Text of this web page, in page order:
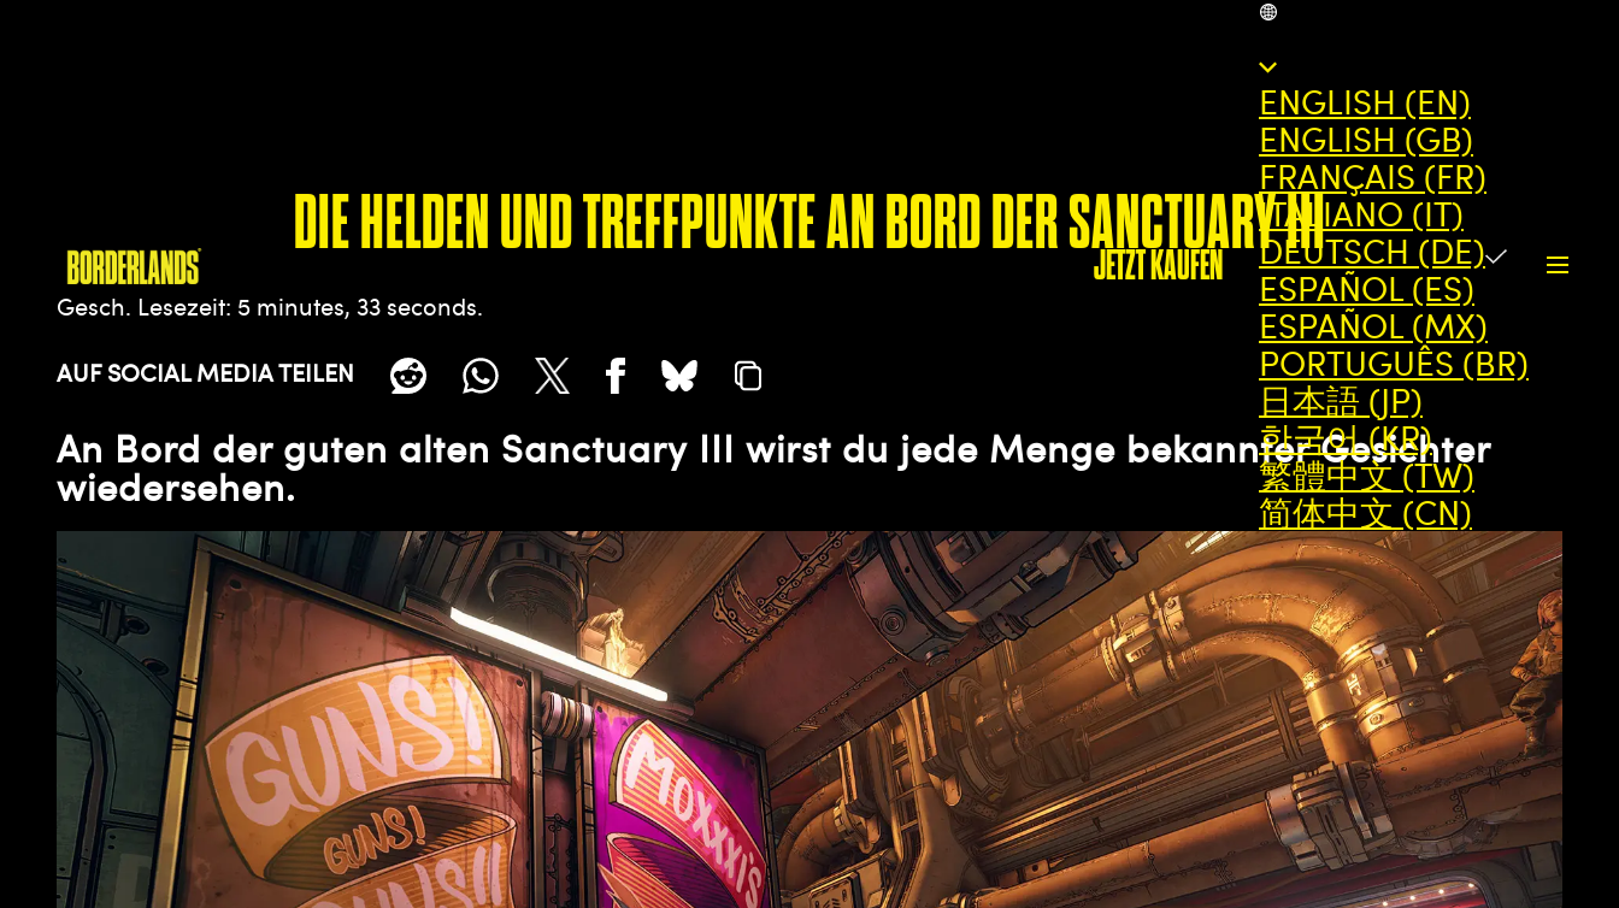
JETZT KAUFEN
ENGLISH (EN)
ENGLISH (GB)
FRANÇAIS (FR)
ITALIANO (IT)
DEUTSCH (DE)
ESPAÑOL (ES)
ESPAÑOL (MX)
PORTUGUÊS (BR)
日本語 (JP)
한국어 (KR)
繁體中文 (TW)
简体中文 (CN)
DIE HELDEN UND TREFFPUNKTE AN BORD DER SANCTUARY III
Gesch. Lesezeit 5 minutes, 33 seconds
AUF SOCIAL MEDIA TEILEN
An Bord der guten alten Sanctuary III wirst du jede Menge bekannter Gesichter
wiedersehen.